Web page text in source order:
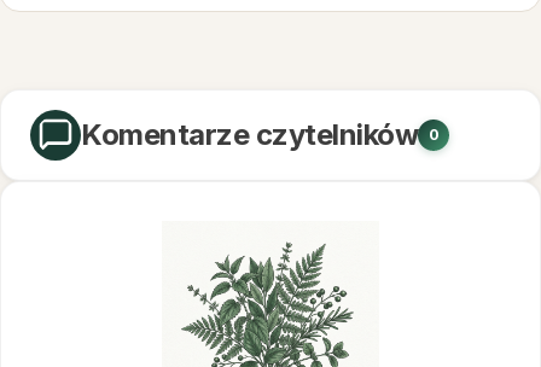
Komentarze czytelników 0